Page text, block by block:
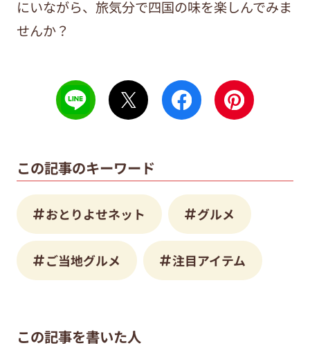
にいながら、旅気分で四国の味を楽しんでみま
せんか？
この記事のキーワード
おとりよせネット グルメ
ご当地グルメ 注目アイテム
この記事を書いた人